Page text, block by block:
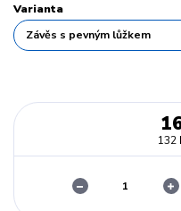
Varianta
132